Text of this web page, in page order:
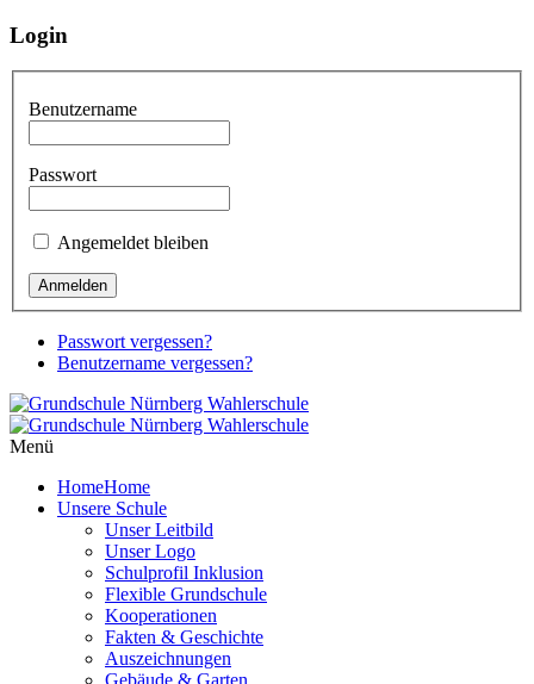
Login
Benutzername
Passwort
Angemeldet bleiben
Passwort vergessen?
Benutzername vergessen?
Menü
HomeHome
Unsere Schule
Unser Leitbild
Unser Logo
Schulprofil Inklusion
Flexible Grundschule
Kooperationen
Fakten & Geschichte
Auszeichnungen
Gebäude & Garten